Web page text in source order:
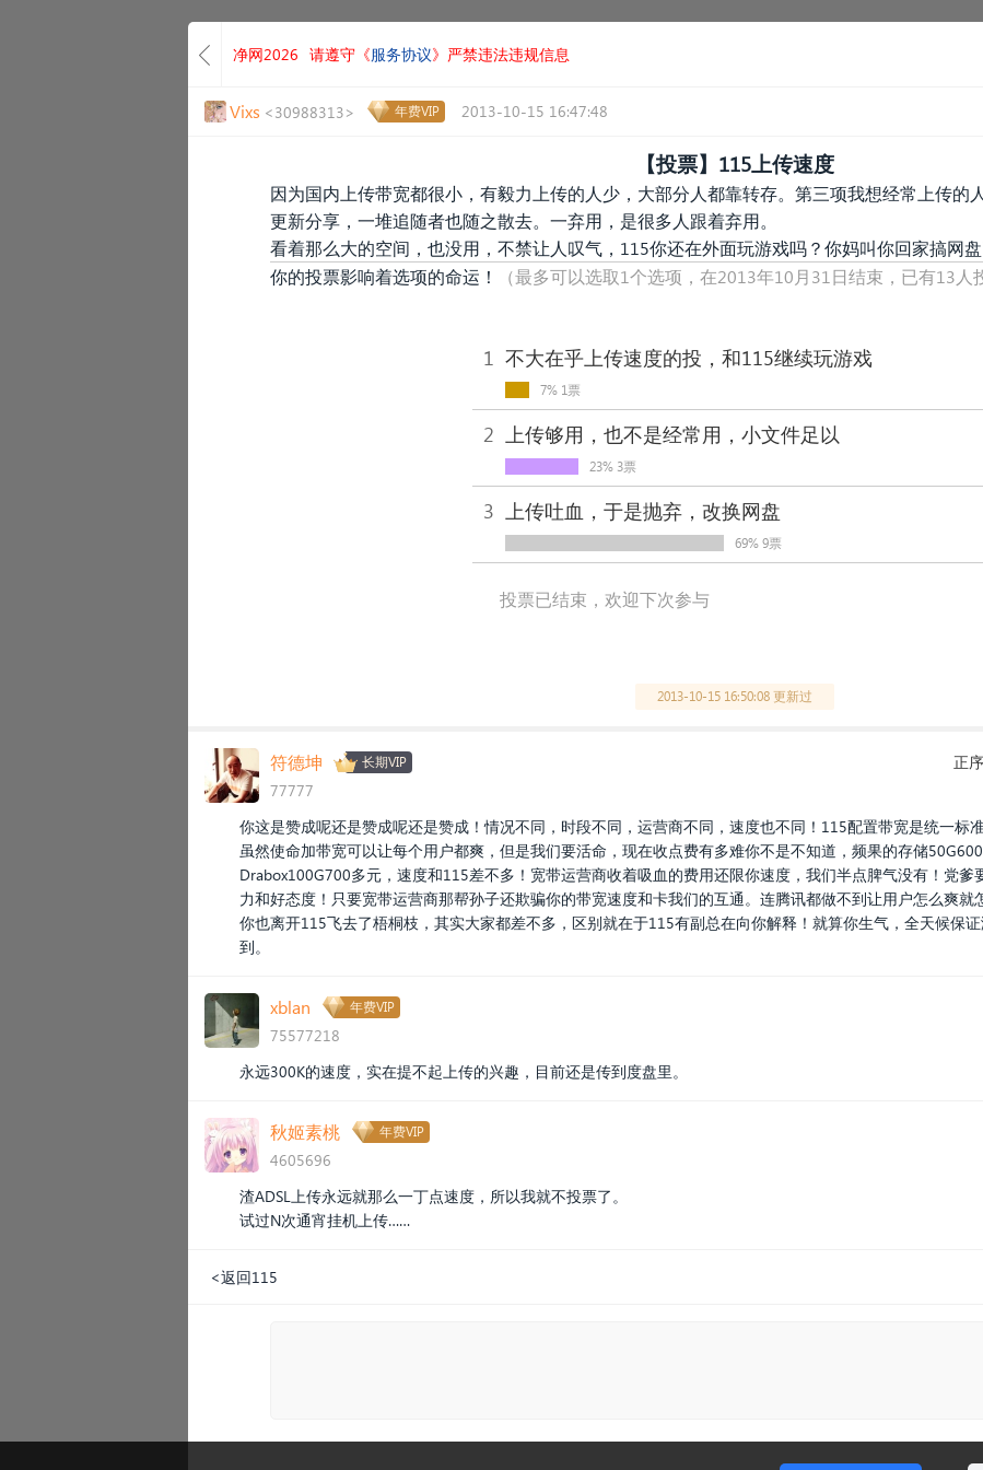
净网2026 请遵守《服务协议》严禁违法违规信息
Vixs <30988313> 年费VIP 2013-10-15 16:47:48
【投票】115上传速度
因为国内上传带宽都很小，有毅力上传的人少，大部分人都靠转存。第三项我想经常上传的
更新分享，一堆追随者也随之散去。一弃用，是很多人跟着弃用。
看着那么大的空间，也没用，不禁让人叹气，115你还在外面玩游戏吗？你妈叫你回家搞网盘
你的投票影响着选项的命运！
（最多可以选取1个选项，在2013年10月31日结束，已有13人
1 不大在乎上传速度的投，和115继续玩游戏
7% 1票
2 上传够用，也不是经常用，小文件足以
23% 3票
3 上传吐血，于是抛弃，改换网盘
69% 9票
投票已结束，欢迎下次参与
2013-10-15 16:50:08 更新过
符德坤 长期VIP
77777
正
你这是赞成呢还是赞成呢还是赞成！情况不同，时段不同，运营商不同，速度也不同！115配置带宽是统一标
虽然使命加带宽可以让每个用户都爽，但是我们要活命，现在收点费有多难你不是不知道，频果的存储
Drabox100G700多元，速度和115差不多！宽带运营商收着吸血的费用还限你速度，我们半点脾气没有！党爹
力和好态度！只要宽带运营商那帮孙子还欺骗你的带宽速度和卡我们的互通。连腾讯都做不到让用户怎么爽就
你也离开115飞去了梧桐枝，其实大家都差不多，区别就在于115有副总在向你解释！就算你生气，全天候保
到。
xblan 年费VIP
75577218
永远300K的速度，实在提不起上传的兴趣，目前还是传到度盘里。
秋姬素桃 年费VIP
4605696
渣ADSL上传永远就那么一丁点速度，所以我就不投票了。
试过N次通宵挂机上传……
<返回115